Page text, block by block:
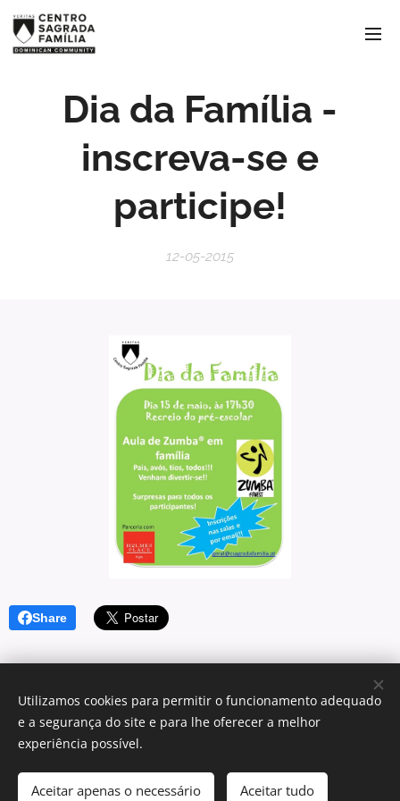
Dia da Família -
inscreva-se e
participe!
12-05-2015
Share
Cookies
Utilizamos cookies para permitir o funcionamento adequado
e a segurança do site e para lhe oferecer a melhor
experiência possível.
Aceitar apenas o necessário Aceitar tudo